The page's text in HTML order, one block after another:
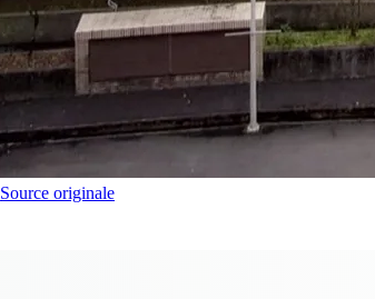
Source originale